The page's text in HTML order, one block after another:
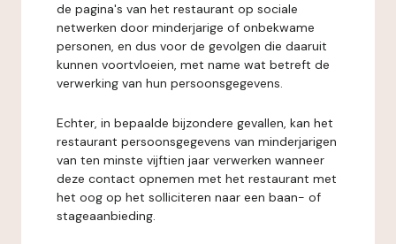
de pagina's van het restaurant op sociale
netwerken door minderjarige of onbekwame
personen, en dus voor de gevolgen die daaruit
kunnen voortvloeien, met name wat betreft de
verwerking van hun persoonsgegevens.
Echter, in bepaalde bijzondere gevallen, kan het
restaurant persoonsgegevens van minderjarigen
van ten minste vijftien jaar verwerken wanneer
deze contact opnemen met het restaurant met
het oog op het solliciteren naar een baan- of
stageaanbieding.